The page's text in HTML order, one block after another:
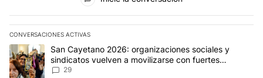
CONVERSACIONES ACTIVAS
Este listado muestra los artículos con más comentarios en los
Un artículo de tendencia con el título "San Cayetano 2026:
San Cayetano 2026: organizaciones sociales y
sindicatos vuelven a movilizarse con fuertes
reclamos al Gobierno
29